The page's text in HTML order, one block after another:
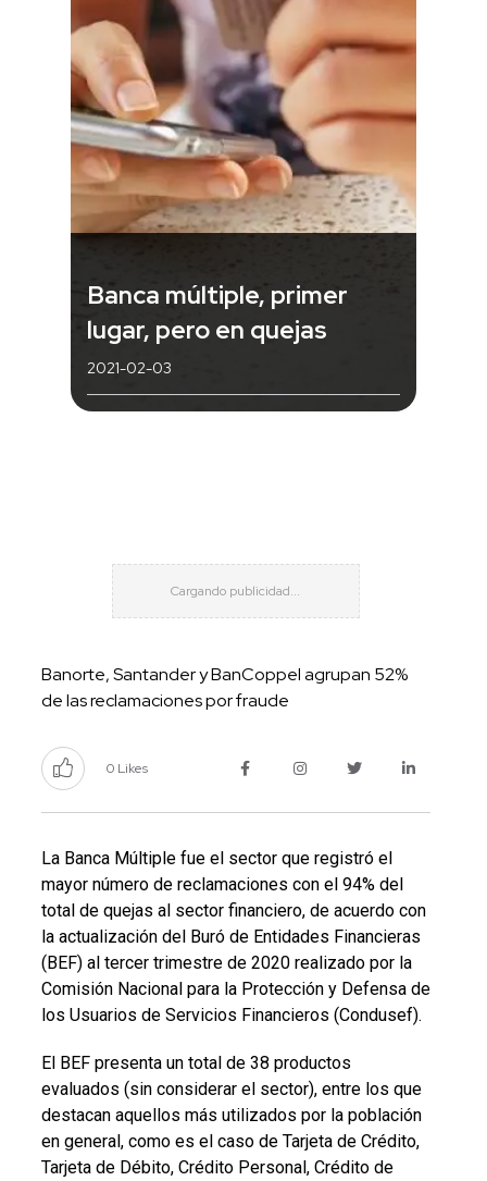
Banca múltiple, primer
lugar, pero en quejas
2021-02-03
Banorte, Santander y BanCoppel agrupan 52%
de las reclamaciones por fraude
0 Likes
La Banca Múltiple fue el sector que registró el
mayor número de reclamaciones con el 94% del
total de quejas al sector financiero, de acuerdo con
la actualización del Buró de Entidades Financieras
(BEF) al tercer trimestre de 2020 realizado por la
Comisión Nacional para la Protección y Defensa de
los Usuarios de Servicios Financieros (Condusef).
El BEF presenta un total de 38 productos
evaluados (sin considerar el sector), entre los que
destacan aquellos más utilizados por la población
en general, como es el caso de Tarjeta de Crédito,
Tarjeta de Débito, Crédito Personal, Crédito de